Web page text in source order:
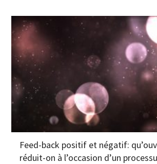
Feed-back positif et négatif:
réduit-on à l’occasion d’un